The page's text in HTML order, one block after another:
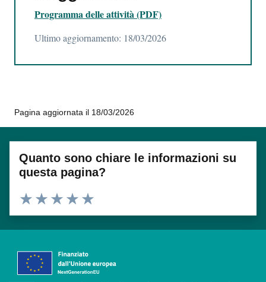
Programma delle attività (PDF)
Ultimo aggiornamento: 18/03/2026
Pagina aggiornata il 18/03/2026
Quanto sono chiare le informazioni su
questa pagina?